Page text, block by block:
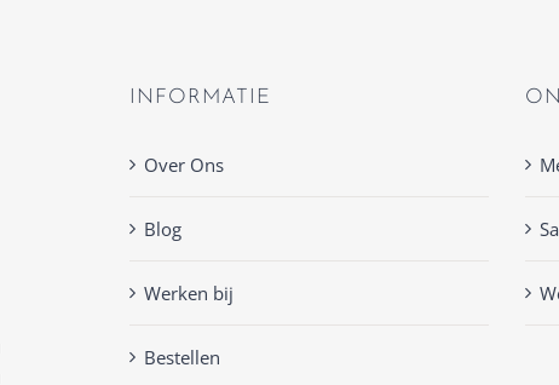
INFORMATIE
Over Ons
Blog
Werken bij
Bestellen